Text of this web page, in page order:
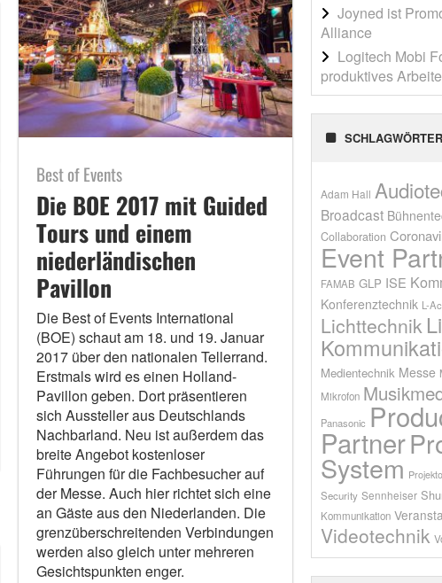
Best of Events
Die BOE 2017 mit Guided
Tours und einem
niederländischen
Pavillon
Die Best of Events International
(BOE) schaut am 18. und 19. Januar
2017 über den nationalen Tellerrand.
Erstmals wird es einen Holland-
Pavillon geben. Dort präsentieren
sich Aussteller aus Deutschlands
Nachbarland. Neu ist außerdem das
breite Angebot kostenloser
Führungen für die Fachbesucher auf
der Messe. Auch hier richtet sich eine
an Gäste aus den Niederlanden. Die
grenzüberschreitenden Verbindungen
werden also gleich unter mehreren
Gesichtspunkten enger.
Joyned ist
Alliance
Logitech Mobi
produktives
SCHLAGWÖRTER
Adam Hall
Broadcast
Collaboration
Event
FAMAB GLP ISE
Konferenztechnik L-
Lichttechnik
Medientechnik Messe
Mikrofon
Panasonic
Partner
System
Security Sennheiser
Kommunikation
Videotechnik